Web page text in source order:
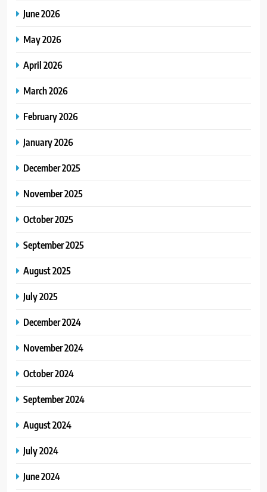
June 2026
May 2026
April 2026
March 2026
February 2026
January 2026
December 2025
November 2025
October 2025
September 2025
August 2025
July 2025
December 2024
November 2024
October 2024
September 2024
August 2024
July 2024
June 2024